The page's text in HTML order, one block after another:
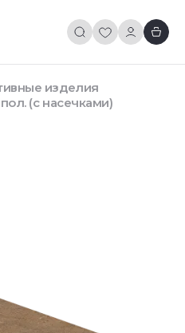
изделия
(с насечками)